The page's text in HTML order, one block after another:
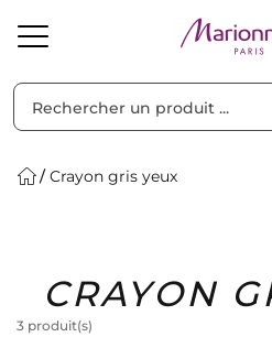
Solaire Homme
Crayon gris yeux
CRAYON
3 produit(s)